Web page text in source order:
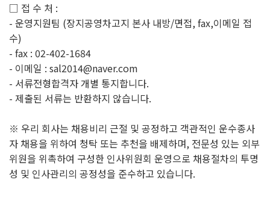
□ 접 수 처 :
- 운영지원팀 (장지공영차고지 본사 내방/면접, fax,이메일 접
수)
- fax : 02-402-1684
- 이메일 : sal2014@naver.com
- 서류전형합격자 개별 통지합니다.
- 제출된 서류는 반환하지 않습니다.
※ 우리 회사는 채용비리 근절 및 공정하고 객관적인 운수종사
자 채용을 위하여 청탁 또는 추천을 배제하며, 전문성 있는 외부
위원을 위촉하여 구성한 인사위원회 운영으로 채용절차의 투명
성 및 인사관리의 공정성을 준수하고 있습니다.